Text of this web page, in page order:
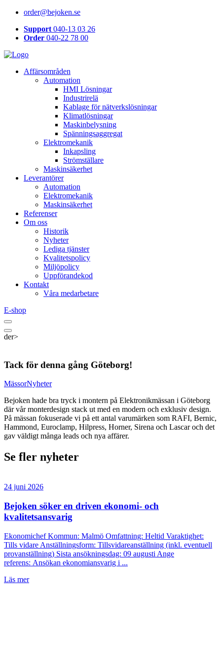
order@bejoken.se
Support 040-13 03 26
Order 040-22 78 00
Affärsområden
Automation
HMI Lösningar
Industrirelä
Kablage för nätverkslösningar
Klimatlösningar
Maskinbelysning
Spänningsaggregat
Elektromekanik
Inkapsling
Strömställare
Maskinsäkerhet
Leverantörer
Automation
Elektromekanik
Maskinsäkerhet
Referenser
Om oss
Historik
Nyheter
Lediga tjänster
Kvalitetspolicy
Miljöpolicy
Uppförandekod
Kontakt
Våra medarbetare
E-shop
der>
Tack för denna gång Göteborg!
MässorNyheter
Bejoken hade bra tryck i montern på Elektronikmässan i Göteborg
där vår monterdesign stack ut med en modern och exklusiv design.
På mässan fokuserade vi på ett antal varumärken som RAFI, Bernic,
Hammond, Euroclamp, Hilpress, Horner, Sirena och Lascar och det
gav väldigt många leads och nya affärer.
Se fler nyheter
24 juni 2026
Bejoken söker en driven ekonomi- och
kvalitetsansvarig
Ekonomichef Kommun: Malmö Omfattning: Heltid Varaktighet:
Tills vidare Anställningsform: Tillsvidareanställning (inkl. eventuell
provanställning) Sista ansökningsdag: 09 augusti Ange
referens: Ansökan ekonomiansvarig i ...
Läs mer